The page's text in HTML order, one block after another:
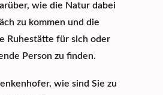
wie die Natur dabei
zu kommen und die
Ruhestätte für sich oder
Person zu finden.
wie sind Sie zu